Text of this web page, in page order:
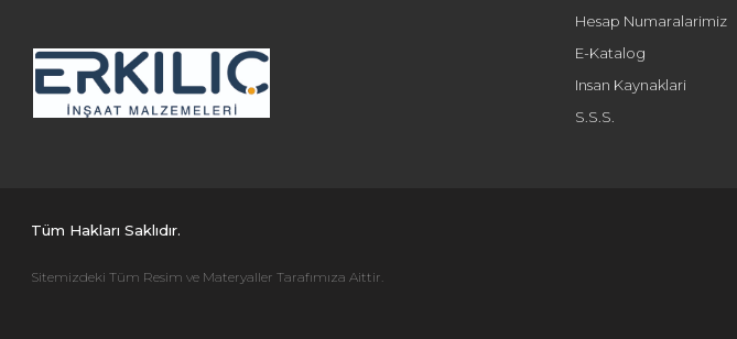
Hesap Numaralarimiz
E-Katalog
Insan Kaynaklari
S.S.S.
Tüm Hakları Saklıdır.
Sitemizdeki Tüm Resim ve Materyaller Tarafımıza Aittir.